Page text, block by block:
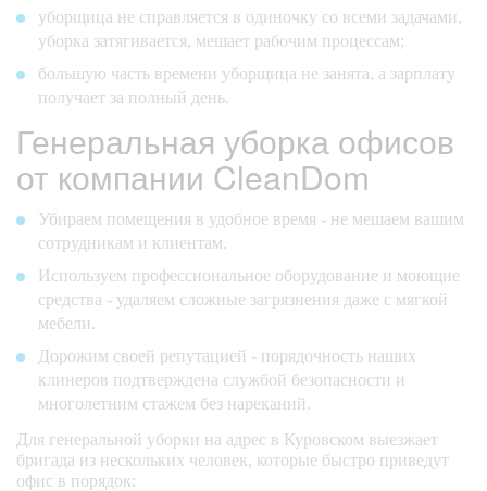
уборщица не справляется в одиночку со всеми задачами,
уборка затягивается, мешает рабочим процессам;
большую часть времени уборщица не занята, а зарплату
получает за полный день.
Генеральная уборка офисов
от компании CleanDom
Убираем помещения в удобное время - не мешаем вашим
сотрудникам и клиентам.
Используем профессиональное оборудование и моющие
средства - удаляем сложные загрязнения даже с мягкой
мебели.
Дорожим своей репутацией - порядочность наших
клинеров подтверждена службой безопасности и
многолетним стажем без нареканий.
Для генеральной уборки на адрес в Куровском выезжает
бригада из нескольких человек, которые быстро приведут
офис в порядок: